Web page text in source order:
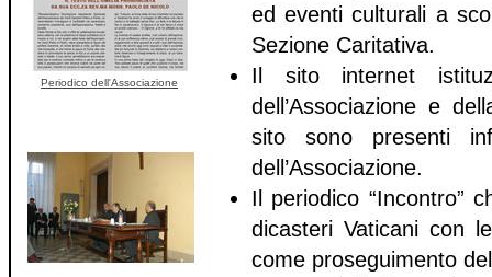
Periodico dell'Associazione
ed eventi culturali a
Sezione Caritativa.
Il sito internet
dell’Associazione e
sito sono presenti
dell’Associazione.
Il periodico “Incontro”
dicasteri Vaticani con
come proseguimento